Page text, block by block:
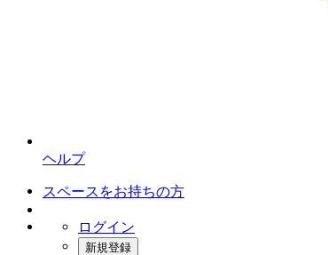
ヘルプ
スペースをお持ちの方
ログイン
新規登録